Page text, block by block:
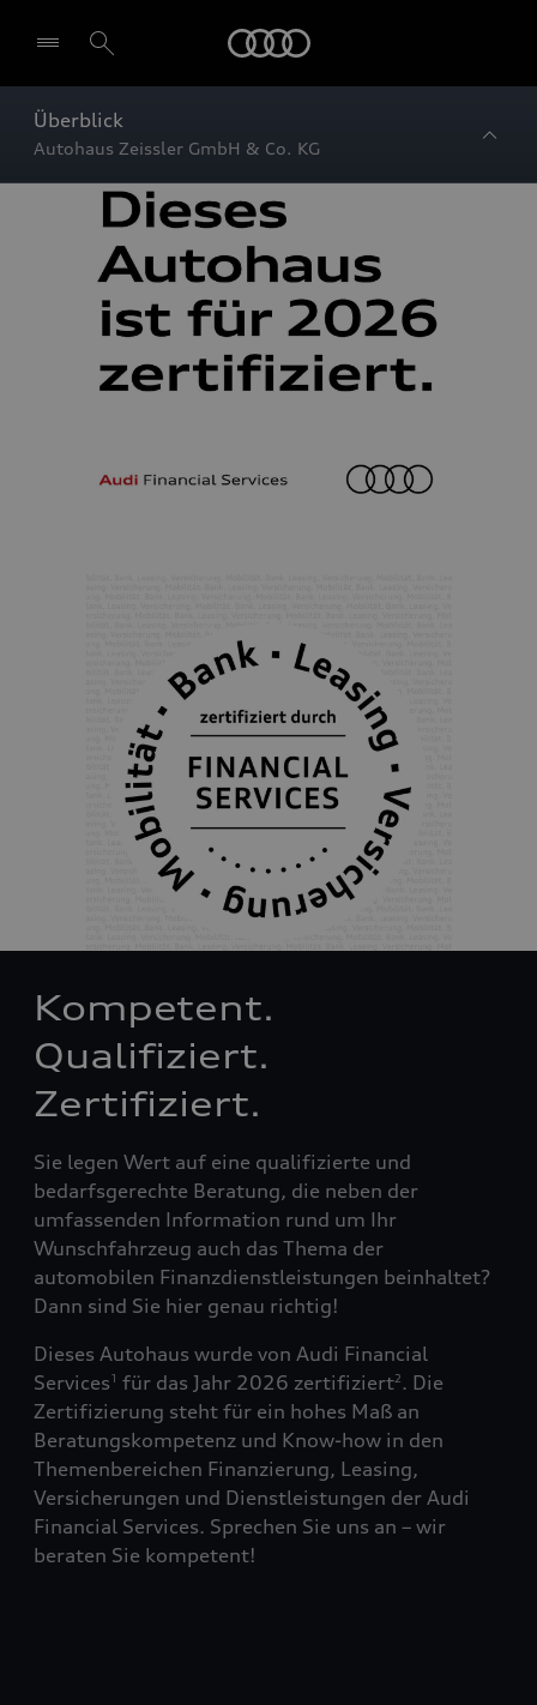
Überblick
Autohaus Zeissler GmbH & Co. KG
Kompetent.
Qualifiziert.
Zertifiziert.
Sie legen Wert auf eine qualifizierte und
bedarfsgerechte Beratung, die neben der
umfassenden Information rund um Ihr
Wunschfahrzeug auch das Thema der
automobilen Finanzdienstleistungen beinhaltet?
Dann sind Sie hier genau richtig!
Dieses Autohaus wurde von Audi Financial
Services1 für das Jahr 2026 zertifiziert2. Die
Zertifizierung steht für ein hohes Maß an
Beratungskompetenz und Know-how in den
Themenbereichen Finanzierung, Leasing,
Versicherungen und Dienstleistungen der Audi
Financial Services. Sprechen Sie uns an – wir
beraten Sie kompetent!